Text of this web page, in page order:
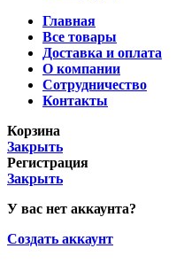
Главная
Все товары
Доставка и оплата
О компании
Сотрудничество
Контакты
Корзина
Закрыть
Регистрация
Закрыть
У вас нет аккаунта?
Создать аккаунт